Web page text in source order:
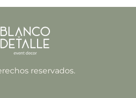
reservados.